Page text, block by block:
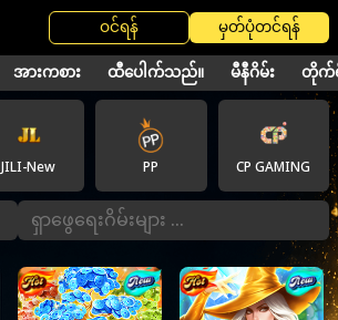
ဝင်ရန် မှတ်ပုံတင်ရန်
အားကစား ထီပေါက်သည်။ မီနီဂိမ်း တိုက်
JILI-New PP CP GAMING